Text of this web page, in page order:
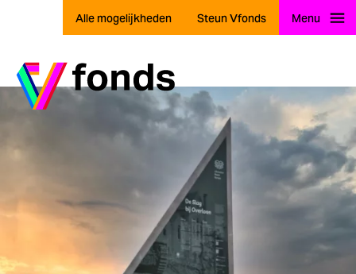
Ga naar home
Alle mogelijkheden Steun Vfonds Menu